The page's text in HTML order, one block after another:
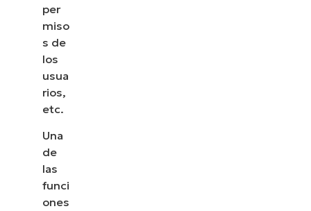
per
miso
s de
los
usua
rios,
etc.
Una
de
las
funci
ones